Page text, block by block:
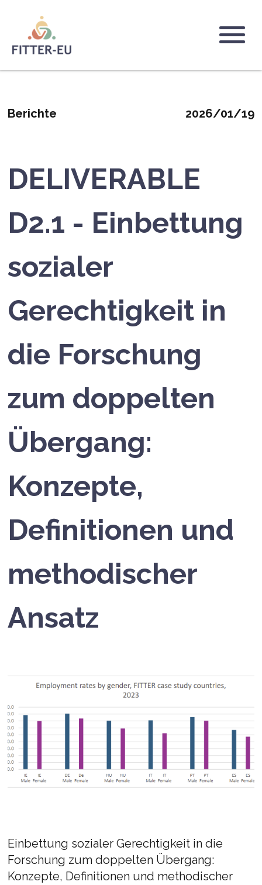
Logo
Berichte 2026/01/19
DELIVERABLE
D2.1 - Einbettung
sozialer
Gerechtigkeit in
die Forschung
zum doppelten
Übergang:
Konzepte,
Definitionen und
methodischer
Ansatz
Einbettung sozialer Gerechtigkeit in die
Forschung zum doppelten Übergang:
Konzepte, Definitionen und methodischer